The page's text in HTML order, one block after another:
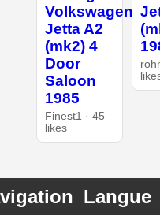
Volkswagen
Jetta A2
(mk2) 4
Door
Saloon
1985
Finest1 · 45
likes
Langue